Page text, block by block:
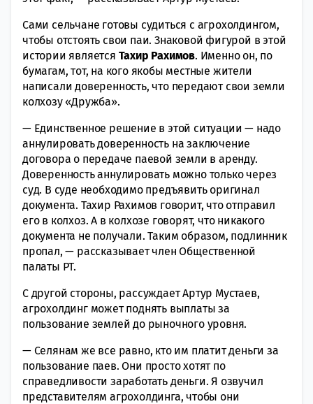
Сами сельчане готовы судиться с агрохолдингом,
чтобы отстоять свои паи. Знаковой фигурой в этой
истории является Тахир Рахимов. Именно он, по
бумагам, тот, на кого якобы местные жители
написали доверенность, что передают свои земли
колхозу «Дружба».
— Единственное решение в этой ситуации — надо
аннулировать доверенность на заключение
договора о передаче паевой земли в аренду.
Доверенность аннулировать можно только через
суд. В суде необходимо предъявить оригинал
документа. Тахир Рахимов говорит, что отправил
его в колхоз. А в колхозе говорят, что никакого
документа не получали. Таким образом, подлинник
пропал, — рассказывает член Общественной
палаты РТ.
С другой стороны, рассуждает Артур Мустаев,
агрохолдинг может поднять выплаты за
пользование землей до рыночного уровня.
— Селянам же все равно, кто им платит деньги за
пользование паев. Они просто хотят по
справедливости заработать деньги. Я озвучил
представителям агрохолдинга, чтобы они